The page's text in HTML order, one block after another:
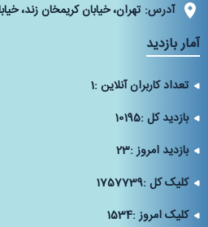
آدرس: تهران، خیابان کریمخان زند،
آمار بازدید
تعداد کاربران آنلاین :1
بازدید کل :10195
بازدید امروز :23
کلیک کل :1757739
کلیک امروز :1534